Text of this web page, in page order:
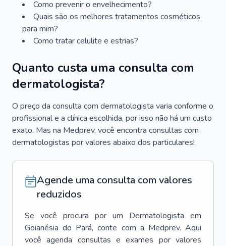
Como prevenir o envelhecimento?
Quais são os melhores tratamentos cosméticos
para mim?
Como tratar celulite e estrias?
Quanto custa uma consulta com
dermatologista?
O preço da consulta com dermatologista varia conforme o
profissional e a clínica escolhida, por isso não há um custo
exato. Mas na Medprev, você encontra consultas com
dermatologistas por valores abaixo dos particulares!
Agende uma consulta com valores
reduzidos
Se você procura por um Dermatologista em
Goianésia do Pará, conte com a Medprev. Aqui
você agenda consultas e exames por valores